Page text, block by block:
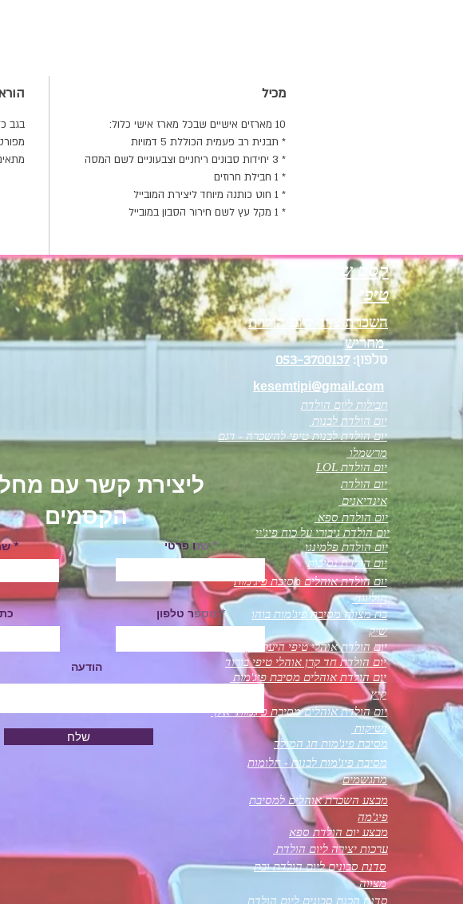
מכיל
10 מארזים אישיים שבכל מארז אישי כלול:
* תבנית רב פעמית הכוללת 5 דמויות
* 3 יחידות סבונים ריחניים וצבעוניים לשם המסה
* 1 חבילת חרוזים
* 1 חוט כותנה מיוחד ליצירת המובייל
* 1 מקל עץ לשם חירור הסבון במובייל
בגב
מתאים
ליצירת קשר עם
הקסמים
שם פרטי
מספר טלפון
הודעה
שלח
קסם של
טיפי
טלפון: 053-3700137
kesemtipi@gmail.com
חבילות ליום הולדת
יום הולדת לבנות
יום הולדת לבנות טיפי להשכרה - דגם
מרשמלו
יום הולדת LOL
השכרת ציוד ליום הולדת
מחריש
יום הולדת
אינדיאנים
יום הולדת ספא
יום הולדת גיבורי על כוח פיג'יי
יום הולדת פלמינגו
יום הולדת נסיכות
יום הולדת אוהלים מסיבת פיג'מות
הוליווד
בת מצווה מסיבת פיג'מות בוהו
שיק
יום הולדת אוהלי טיפי היער הקסום
יום הולדת חד קרן אוהלי טיפי בורוד
יום הולדת אוהלים מסיבת פיג'מות
קיץ
יום הולדת אוהלים מסיבת פיגמות אלף
נשיקות
מסיבת פיג'מות חג המולד
מסיבת פיג'מות לבנות - חלומות
מתגשמים
מבצע השכרת אוהלים למסיבת
פיג'מה
מבצע יום הולדת ספא
ערכות יצירה ליום הולדת
סדנת סבונים ליום הולדת ובת
מצווה
סדנת הכנת סבונים ליום הולדת